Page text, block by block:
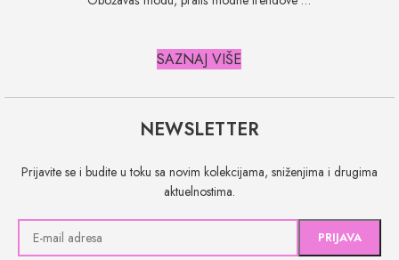
SAZNAJ VIŠE
NEWSLETTER
Prijavite se i budite u toku sa novim kolekcijama, sniženjima i drugima
aktuelnostima.